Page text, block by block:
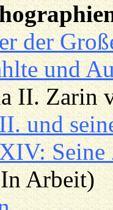
der
und
II. Zarin
und
Seine
Arbeit)